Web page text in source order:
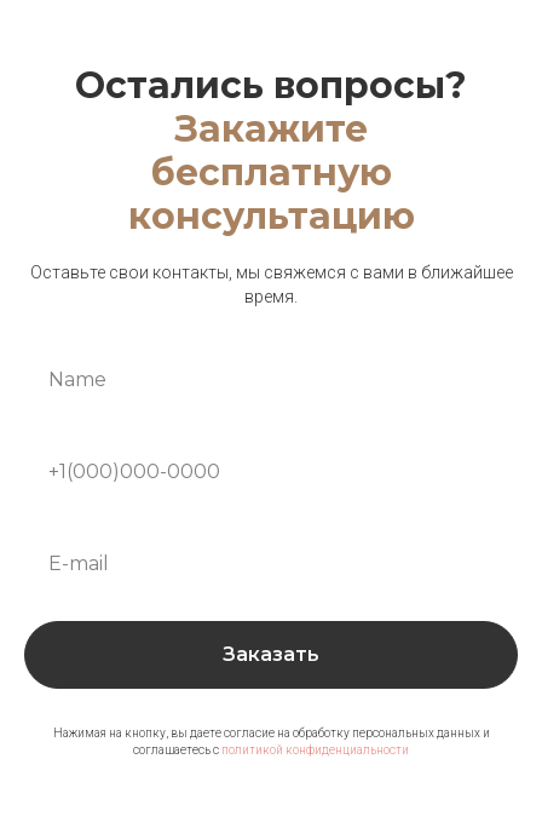
Остались вопросы?
Закажите
бесплатную
консультацию
Оставьте свои контакты, мы свяжемся с вами в ближайшее
время.
Заказать
Нажимая на кнопку, вы даете согласие на обработку персональных данных и
соглашаетесь c политикой конфиденциальности